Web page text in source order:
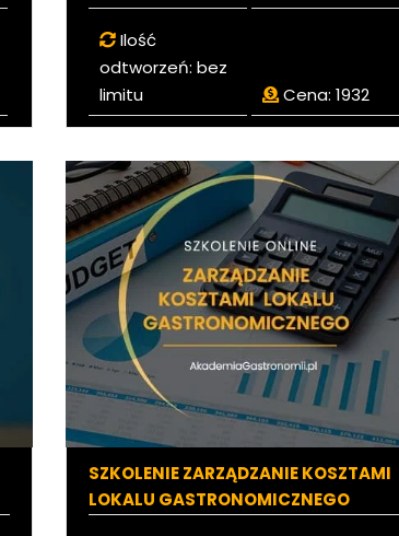
Ilość
odtworzeń: bez
limitu
Cena: 1932
SZKOLENIE ZARZĄDZANIE KOSZTAMI
LOKALU GASTRONOMICZNEGO